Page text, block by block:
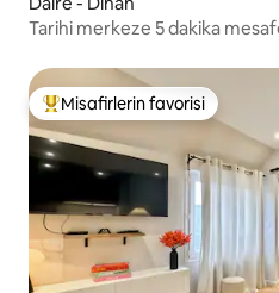
Tarihi merkeze 5 dakika
Misafirlerin favorilerinden en
Misafirlerin favorisi